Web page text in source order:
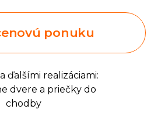
ďalšími realizáciami:
dvere a priečky do
chodby